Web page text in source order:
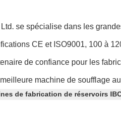
se spécialise dans les
CE et ISO9001, 100 à
de confiance pour les
machine de soufflage
de fabrication de réservoirs